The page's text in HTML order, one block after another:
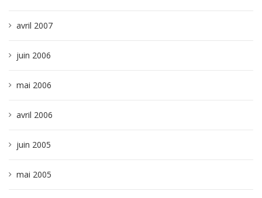
avril 2007
juin 2006
mai 2006
avril 2006
juin 2005
mai 2005